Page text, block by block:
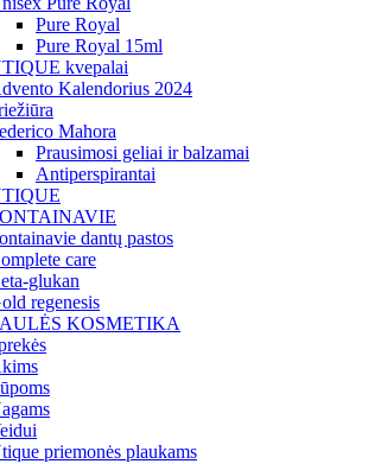
Pure Royal
Pure Royal 15ml
kvepalai
Kalendorius 2024
Mahora
Prausimosi geliai ir balzamai
Antiperspirantai
dantų pastos
care
glukan
regenesis
KOSMETIKA
priemonės plaukams